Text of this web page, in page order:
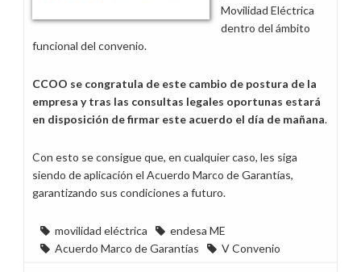
Movilidad Eléctrica
dentro del ámbito
funcional del convenio.
CCOO se congratula de este cambio de postura de la
empresa y tras las consultas legales oportunas estará
en disposición de firmar este acuerdo el día de mañana.
Con esto se consigue que, en cualquier caso, les siga
siendo de aplicación el Acuerdo Marco de Garantías,
garantizando sus condiciones a futuro.
movilidad eléctrica
endesa ME
Acuerdo Marco de Garantías
V Convenio